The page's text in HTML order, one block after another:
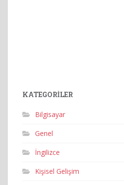
KATEGORILER
Bilgisayar
Genel
İngilizce
Kişisel Gelişim